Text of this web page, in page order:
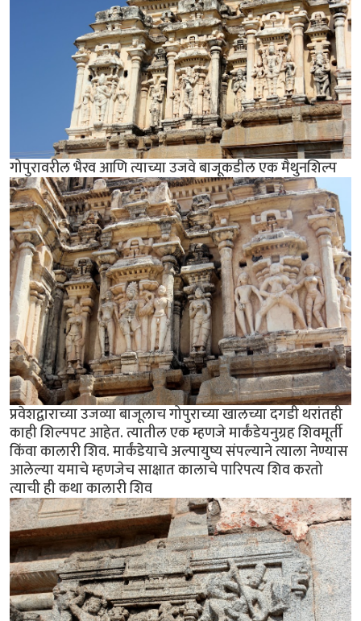
गोपुरावरील भैरव आणि त्याच्या उजवे बाजूकडील एक मैथुनशिल्प
प्रवेशद्वाराच्या उजव्या बाजूलाच गोपुराच्या खालच्या दगडी थरांतही
काही शिल्पपट आहेत. त्यातील एक म्हणजे मार्कंडेयनुग्रह शिवमूर्ती
किंवा कालारी शिव. मार्कंडेयाचे अल्पायुष्य संपल्याने त्याला नेण्यास
आलेल्या यमाचे म्हणजेच साक्षात कालाचे पारिपत्य शिव करतो
त्याची ही कथा कालारी शिव